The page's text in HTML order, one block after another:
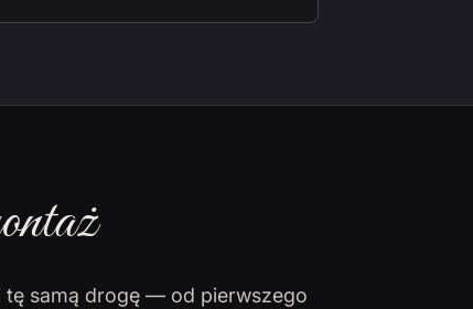
tę samą drogę — od pierwszego